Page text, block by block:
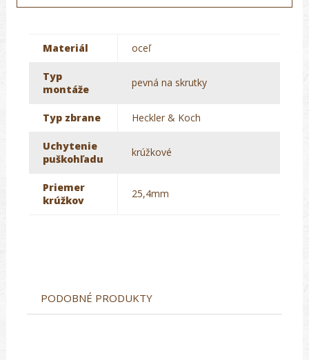
Materiál oceľ
Typ
montáže
pevná na skrutky
Typ zbrane Heckler & Koch
Uchytenie
puškohľadu
krúžkové
Priemer
krúžkov
25,4mm
PODOBNÉ PRODUKTY